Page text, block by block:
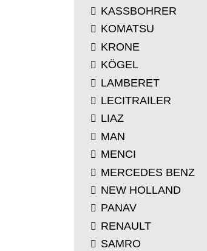
KASSBOHRER
KOMATSU
KRONE
KÖGEL
LAMBERET
LECITRAILER
LIAZ
MAN
MENCI
MERCEDES BENZ
NEW HOLLAND
PANAV
RENAULT
SAMRO